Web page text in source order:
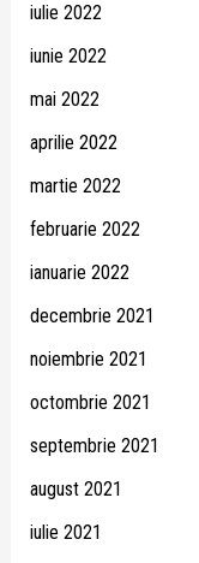
iulie 2022
iunie 2022
mai 2022
aprilie 2022
martie 2022
februarie 2022
ianuarie 2022
decembrie 2021
noiembrie 2021
octombrie 2021
septembrie 2021
august 2021
iulie 2021